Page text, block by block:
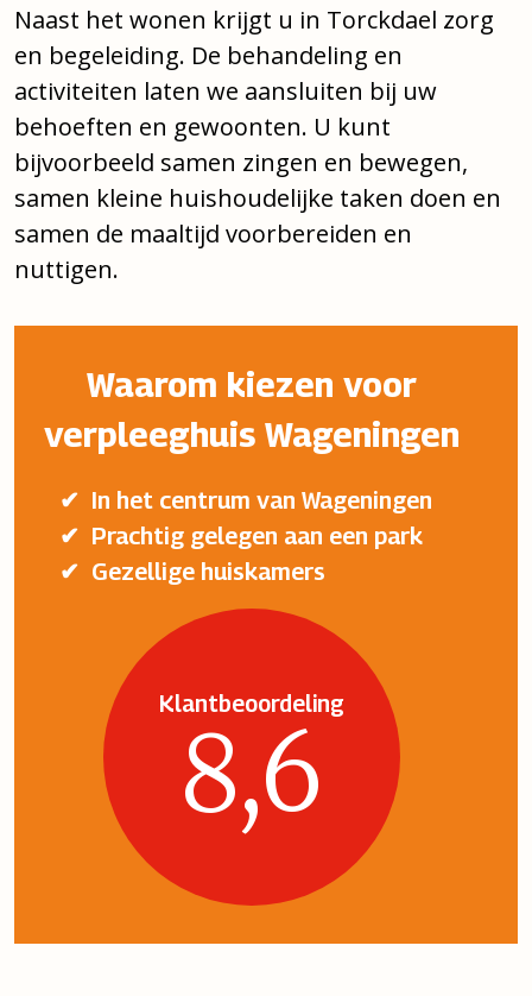
Naast het wonen krijgt u in Torckdael zorg
en begeleiding. De behandeling en
activiteiten laten we aansluiten bij uw
behoeften en gewoonten. U kunt
bijvoorbeeld samen zingen en bewegen,
samen kleine huishoudelijke taken doen en
samen de maaltijd voorbereiden en
nuttigen.
Waarom kiezen voor
verpleeghuis Wageningen
In het centrum van Wageningen
Prachtig gelegen aan een park
Gezellige huiskamers
Klantbeoordeling
8,6